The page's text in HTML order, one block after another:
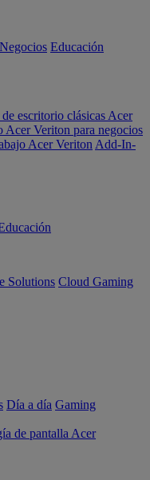
Negocios Educación
escritorio clásicas Acer
Acer Veriton para negocios
Acer Veriton Add-In-
Solutions Cloud Gaming
Día a día Gaming
de pantalla Acer